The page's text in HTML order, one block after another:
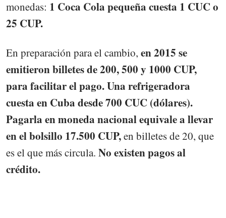
monedas: 1 Coca Cola pequeña cuesta 1 CUC o
25 CUP.
En preparación para el cambio, en 2015 se
emitieron billetes de 200, 500 y 1000 CUP,
para facilitar el pago. Una refrigeradora
cuesta en Cuba desde 700 CUC (dólares).
Pagarla en moneda nacional equivale a llevar
en el bolsillo 17.500 CUP,en billetes de 20, que
es el que más circula. No existen pagos al
crédito.